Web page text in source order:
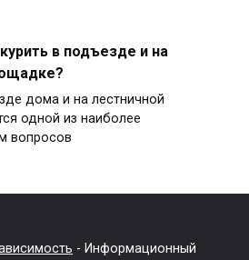
в подъезде и на
дома и на лестничной
одной из наиболее
вопросов
- Информационный